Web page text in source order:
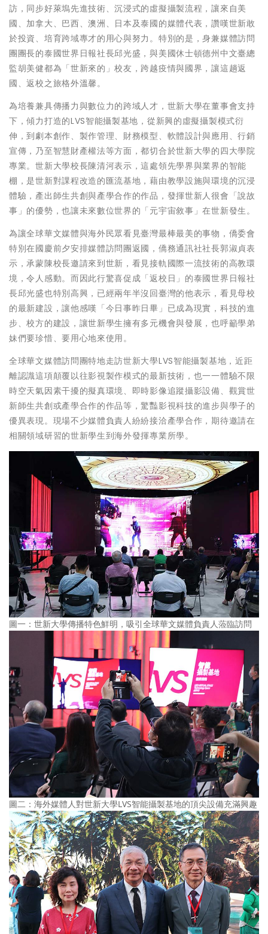
訪，同步好萊塢先進技術、沉浸式的虛擬攝製流程，讓來自美
國、加拿大、巴西、澳洲、日本及泰國的媒體代表，讚嘆世新敢
於投資、培育跨域專才的用心與努力。特別的是，身兼媒體訪問
團團長的泰國世界日報社長邱光盛，與美國休士頓德州中文臺總
監胡美健都為「世新來的」校友，跨越疫情與國界，讓這趟返
國、返校之旅格外溫馨。
為培養兼具傳播力與數位力的跨域人才，世新大學在董事會支持
下，傾力打造的LVS智能攝製基地，從新興的虛擬攝製模式衍
伸，到劇本創作、製作管理、財務模型、軟體設計與應用、行銷
宣傳，乃至智慧財產權法等方面，都切合於世新大學的四大學院
專業。世新大學校長陳清河表示，這處領先學界與業界的智能
棚，是世新對課程改造的匯流基地，藉由教學設施與環境的沉浸
體驗，產出師生共創與產學合作的作品，發揮世新人很會「說故
事」的優勢，也讓未來數位世界的「元宇宙敘事」在世新發生。
為讓全球華文媒體與海外民眾看見臺灣最棒最美的事物，僑委會
特別在國慶前夕安排媒體訪問團返國，僑務通訊社社長郭淑貞表
示，承蒙陳校長邀請來到世新，看見接軌國際一流技術的高教環
境，令人感動。而因此行驚喜促成「返校日」的泰國世界日報社
長邱光盛也特別高興，已經兩年半沒回臺灣的他表示，看見母校
的最新建設，讓他感嘆「今日事昨日畢」已成為現實，科技的進
步、校方的建設，讓世新學生擁有多元機會與發展，也呼籲學弟
妹們要珍惜、要用心地來使用。
全球華文媒體訪問團特地走訪世新大學LVS智能攝製基地，近距
離認識這項顛覆以往影視製作模式的最新技術，也一一體驗不限
時空天氣因素干擾的擬真環境、即時影像追蹤攝影設備、觀賞世
新師生共創或產學合作的作品等，驚豔影視科技的進步與學子的
優異表現。現場不少媒體負責人紛紛接洽產學合作，期待邀請在
相關領域研習的世新學生到海外發揮專業所學。
圖一：世新大學傳播特色鮮明，吸引全球華文媒體負責人蒞臨訪問
圖二：海外媒體人對世新大學LVS智能攝製基地的頂尖設備充滿興趣